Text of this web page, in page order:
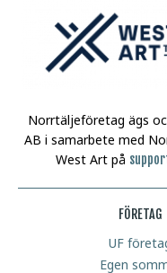
Norrtäljeföretag ägs
AB i samarbete med
West Art på
FÖRETAG
UF
Egen